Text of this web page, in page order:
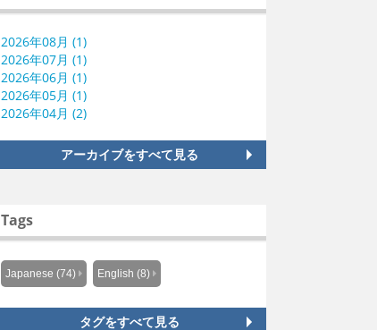
2026年08月 (1)
2026年07月 (1)
2026年06月 (1)
2026年05月 (1)
2026年04月 (2)
アーカイブをすべて見る
Tags
Japanese (74) English (8)
タグをすべて見る